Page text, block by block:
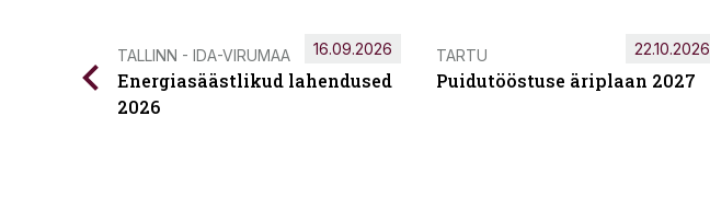
TALLINN - IDA-VIRUMAA
Energiasäästlikud lahendused
2026
16.09.2026 TARTU
Puidutööstuse äriplaan 2027
22.10.2026